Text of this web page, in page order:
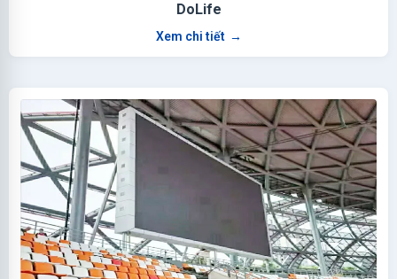
DoLife
Xem chi tiết →